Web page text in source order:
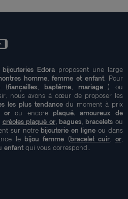
bijouteries Edoraproposent une large
homme, femme et enfant. Pour
(fiançailles, baptême, mariage...) ou
nous avons à cœur de proposer les
les plus tendancedu moment à prix
orou encore plaqué, amoureux de
créoles plaqué or, bagues, braceletsou
sur notre bijouterie en ligne ou dans
le bijou femme (bracelet cuir or,
enfantqui vous correspond..